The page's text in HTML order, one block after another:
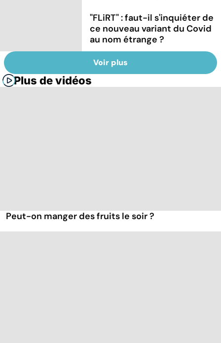
"FLiRT" : faut-il s'inquiéter de
ce nouveau variant du Covid
au nom étrange ?
Voir plus
Plus de vidéos
Peut-on manger des fruits le soir ?